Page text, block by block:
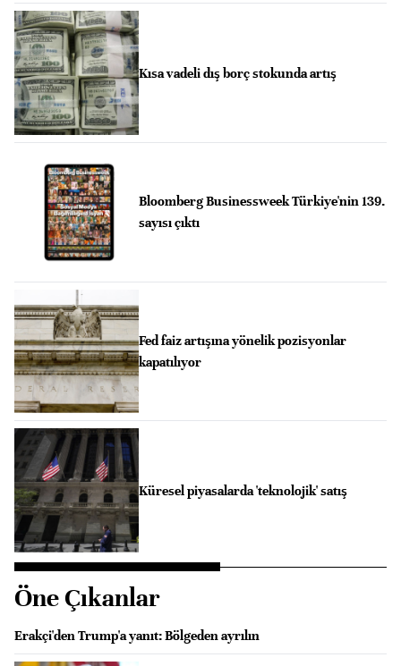
Kısa vadeli dış borç stokunda artış
Bloomberg Businessweek Türkiye'nin 139.
sayısı çıktı
Fed faiz artışına yönelik pozisyonlar
kapatılıyor
Küresel piyasalarda 'teknolojik' satış
Öne Çıkanlar
Erakçi'den Trump'a yanıt: Bölgeden ayrılın